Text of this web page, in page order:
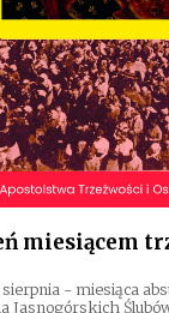
miesiącem
- miesiąca
Jasnogórskich